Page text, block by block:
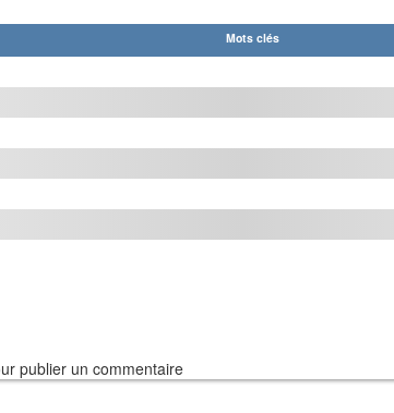
Mots clés
publier un commentaire